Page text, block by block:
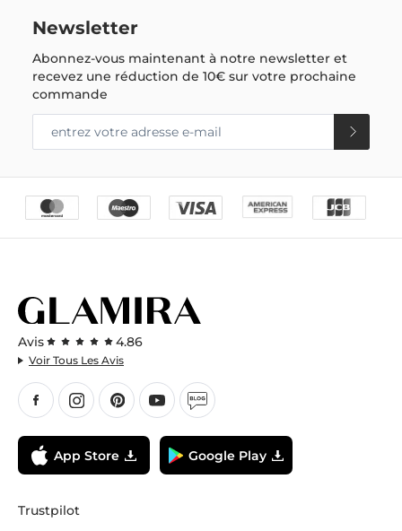
Newsletter
Abonnez-vous maintenant à notre newsletter et
recevez une réduction de10€sur votre prochaine
commande
Avis 4.86
Voir Tous Les Avis
App Store Google Play
Trustpilot